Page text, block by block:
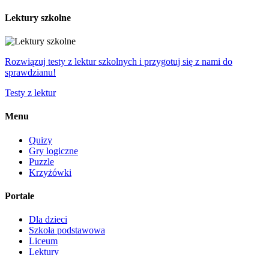
Lektury szkolne
Rozwiązuj testy z lektur szkolnych i przygotuj się z nami do
sprawdzianu!
Testy z lektur
Menu
Quizy
Gry logiczne
Puzzle
Krzyżówki
Portale
Dla dzieci
Szkoła podstawowa
Liceum
Lektury